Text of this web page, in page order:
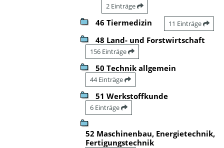
2 Einträge
46 Tiermedizin 11 Einträge
48 Land- und Forstwirtschaft
156 Einträge
50 Technik allgemein
44 Einträge
51 Werkstoffkunde
6 Einträge
52 Maschinenbau, Energietechnik,
Fertigungstechnik